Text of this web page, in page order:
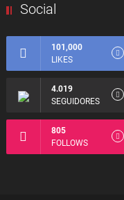
Social
101,000
LIKES
4.019
SEGUIDORES
805
FOLLOWS